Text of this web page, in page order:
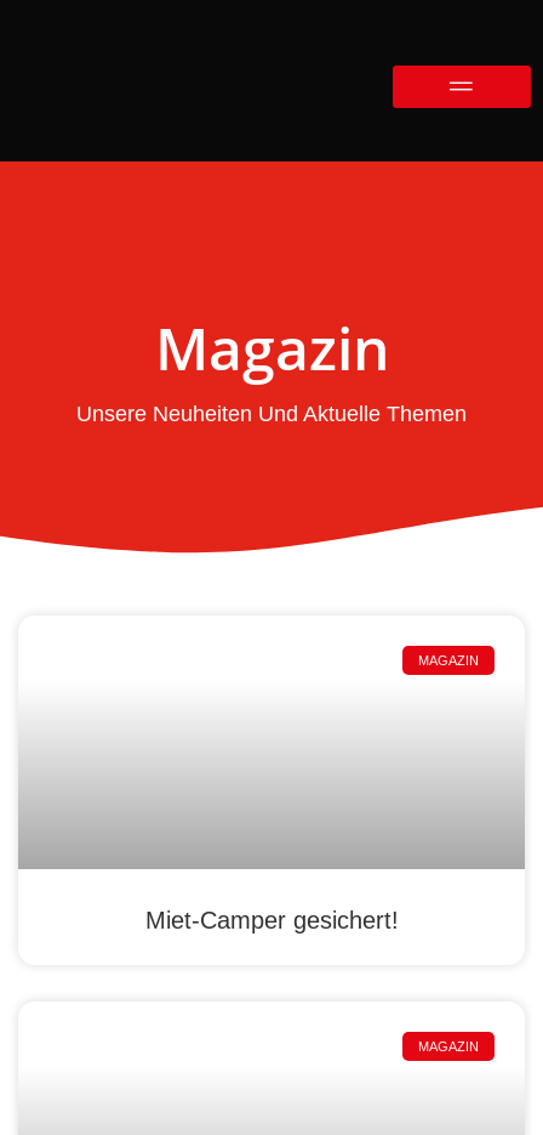
Magazin
Unsere Neuheiten Und Aktuelle Themen
MAGAZIN
Miet-Camper gesichert!
MAGAZIN